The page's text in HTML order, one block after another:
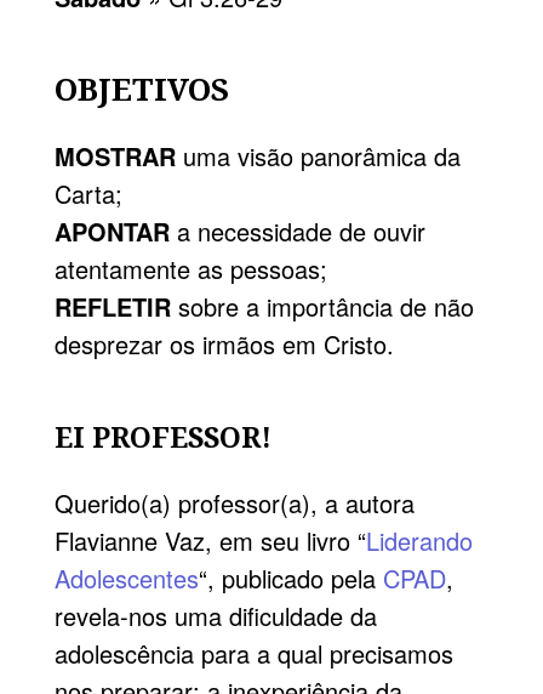
OBJETIVOS
MOSTRARuma visão panorâmica da
Carta;
APONTARa necessidade de ouvir
atentamente as pessoas;
REFLETIR sobre a importância de não
desprezar os irmãos em Cristo.
EI PROFESSOR!
Querido(a) professor(a), a autora
Flavianne Vaz, em seu livro “Liderando
Adolescentes“, publicado pela CPAD,
revela-nos uma dificuldade da
adolescência para a qual precisamos